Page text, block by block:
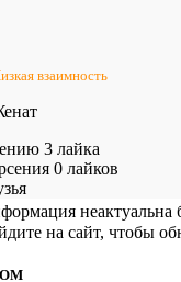
взаимность
3 лайка
0 лайков
неактуальна
на сайт, чтобы